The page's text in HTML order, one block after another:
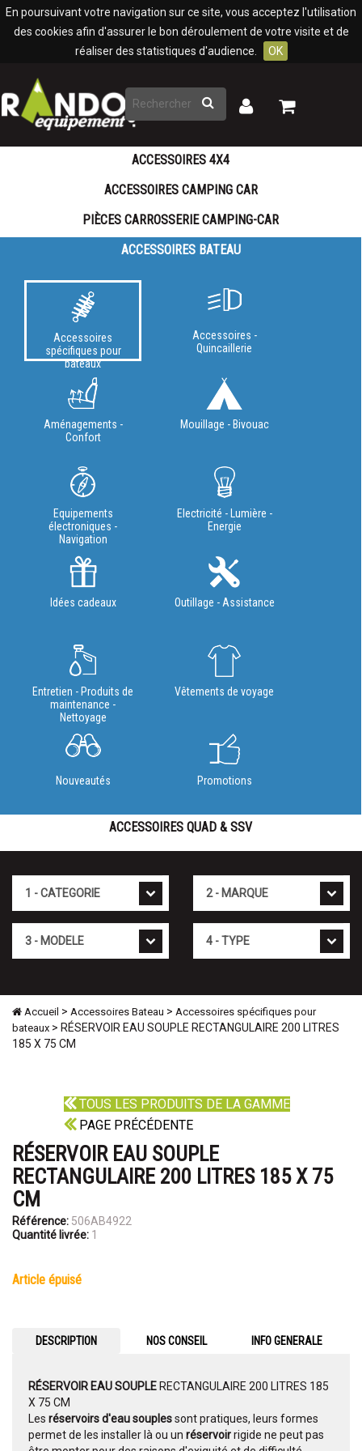
En poursuivant votre navigation sur ce site, vous acceptez l'utilisation
des cookies afin d'assurer le bon déroulement de votre visite et de
réaliser des statistiques d'audience.
OK
Rechercher
Mon
Mon
ACCESSOIRES 4X4
ACCESSOIRES CAMPING CAR
PIÈCES CARROSSERIE CAMPING-CAR
ACCESSOIRES BATEAU
Accessoires
spécifiques pour
bateaux
Accessoires -
Quincaillerie
Aménagements -
Confort
Mouillage - Bivouac
Equipements
électroniques -
Navigation
Electricité - Lumière -
Energie
Idées cadeaux Outillage - Assistance
Entretien - Produits de
maintenance -
Nettoyage
Vêtements de voyage
Nouveautés Promotions
ACCESSOIRES QUAD & SSV
Accueil > Accessoires Bateau > Accessoires spécifiques pour
bateaux > RÉSERVOIR EAU SOUPLE RECTANGULAIRE 200 LITRES
185 X 75 CM
TOUS LES PRODUITS DE LA GAMME
PAGE PRÉCÉDENTE
RÉSERVOIR EAU SOUPLE
RECTANGULAIRE 200 LITRES 185 X 75
CM
Référence: 506AB4922
Quantité livrée: 1
article épuisé
DESCRIPTION NOS CONSEIL INFO GENERALE
RÉSERVOIR EAU SOUPLE RECTANGULAIRE 200 LITRES 185
X 75 CM
Les réservoirs d'eau souplessont pratiques, leurs formes
permet de les installer là ou un réservoirrigide ne peut pas
Panneau de gestion des cookies